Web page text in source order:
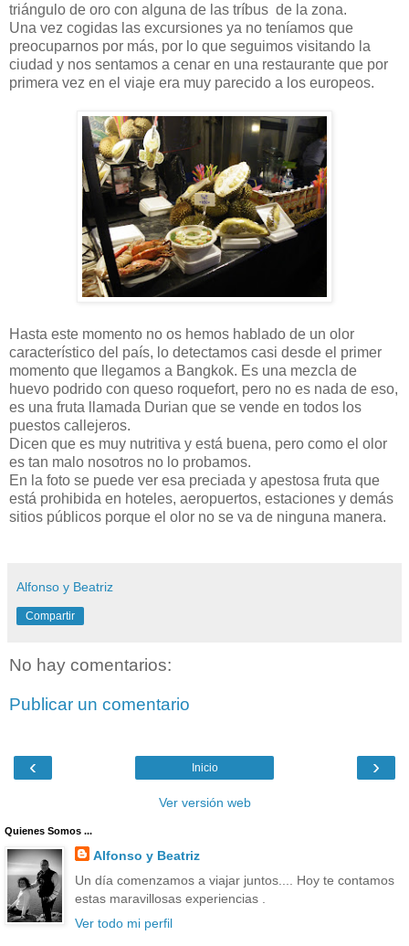
triángulo de oro con alguna de las tríbus de la zona.
Una vez cogidas las excursiones ya no teníamos que
preocuparnos por más, por lo que seguimos visitando la
ciudad y nos sentamos a cenar en una restaurante que por
primera vez en el viaje era muy parecido a los europeos.
Hasta este momento no os hemos hablado de un olor
característico del país, lo detectamos casi desde el primer
momento que llegamos a Bangkok. Es una mezcla de
huevo podrido con queso roquefort, pero no es nada de eso,
es una fruta llamada Durian que se vende en todos los
puestos callejeros.
Dicen que es muy nutritiva y está buena, pero como el olor
es tan malo nosotros no lo probamos.
En la foto se puede ver esa preciada y apestosa fruta que
está prohibida en hoteles, aeropuertos, estaciones y demás
sitios públicos porque el olor no se va de ninguna manera.
Alfonso y Beatriz
Compartir
No hay comentarios:
Publicar un comentario
‹ ›
Inicio
Ver versión web
Quienes Somos ...
Alfonso y Beatriz
Un día comenzamos a viajar juntos.... Hoy te contamos
estas maravillosas experiencias .
Ver todo mi perfil